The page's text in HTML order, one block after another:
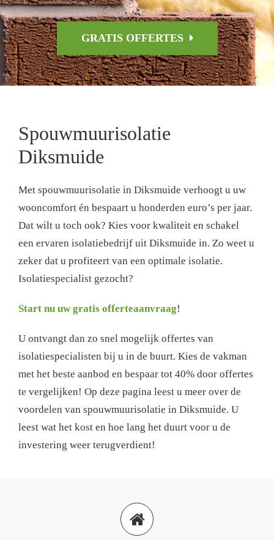
GRATIS OFFERTES
Spouwmuurisolatie
Diksmuide
Met spouwmuurisolatie in Diksmuide verhoogt u uw
wooncomfort én bespaart u honderden euro’s per jaar.
Dat wilt u toch ook? Kies voor kwaliteit en schakel
een ervaren isolatiebedrijf uit Diksmuide in. Zo weet u
zeker dat u profiteert van een optimale isolatie.
Isolatiespecialist gezocht?
Start nu uw gratis offerteaanvraag!
U ontvangt dan zo snel mogelijk offertes van
isolatiespecialisten bij u in de buurt. Kies de vakman
met het beste aanbod en bespaar tot 40% door offertes
te vergelijken! Op deze pagina leest u meer over de
voordelen van spouwmuurisolatie in Diksmuide. U
leest wat het kost en hoe lang het duurt voor u de
investering weer terugverdient!